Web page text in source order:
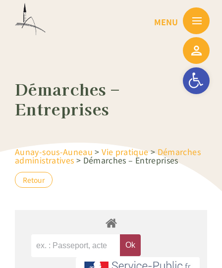
Ouvrir la
Démarches –
Entreprises
Aunay-sous-Auneau >Vie pratique>Démarches
administratives > Démarches – Entreprises
Retour